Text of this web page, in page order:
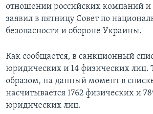
отношении российских компаний и
заявил в пятницу Совет по
безопасности и обороне Украины.
Как сообщается, в санкционный
юридических и 14 физических лиц.
образом, на данный момент в
насчитывается 1762 физических и
юридических лиц.